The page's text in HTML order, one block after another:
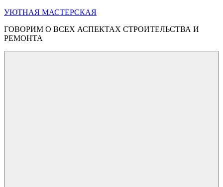
Перейти
содержимому
УЮТНАЯ МАСТЕРСКАЯ
ГОВОРИМ О ВСЕХ АСПЕКТАХ СТРОИТЕЛЬСТВА И
РЕМОНТА